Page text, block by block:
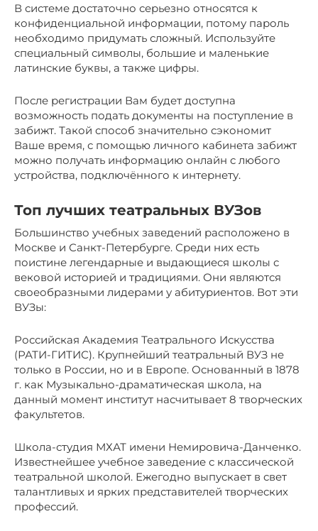
В системе достаточно серьезно относятся к
конфиденциальной информации, потому пароль
необходимо придумать сложный. Используйте
специальный символы, большие и маленькие
латинские буквы, а также цифры.
После регистрации Вам будет доступна
возможность подать документы на поступление в
забижт. Такой способ значительно сэкономит
Ваше время, с помощью личного кабинета забижт
можно получать информацию онлайн с любого
устройства, подключённого к интернету.
Топ лучших театральных ВУЗов
Большинство учебных заведений расположено в
Москве и Санкт-Петербурге. Среди них есть
поистине легендарные и выдающиеся школы с
вековой историей и традициями. Они являются
своеобразными лидерами у абитуриентов. Вот эти
ВУЗы:
Российская Академия Театрального Искусства
(РАТИ-ГИТИС). Крупнейший театральный ВУЗ не
только в России, но и в Европе. Основанный в 1878
г. как Музыкально-драматическая школа, на
данный момент институт насчитывает 8 творческих
факультетов.
Школа-студия МХАТ имени Немировича-Данченко.
Известнейшее учебное заведение с классической
театральной школой. Ежегодно выпускает в свет
талантливых и ярких представителей творческих
профессий.